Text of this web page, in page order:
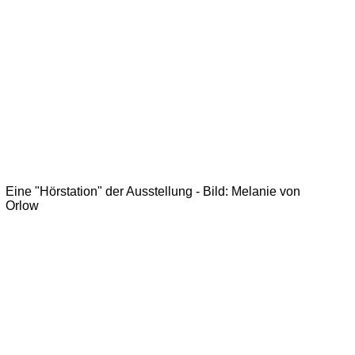
Eine "Hörstation" der Ausstellung - Bild: Melanie von
Orlow